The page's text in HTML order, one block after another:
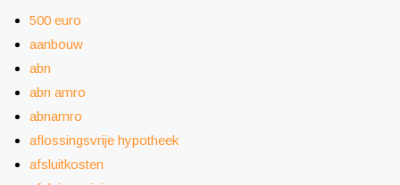
500 euro
aanbouw
abn
abn amro
abnamro
aflossingsvrije hypotheek
afsluitkosten